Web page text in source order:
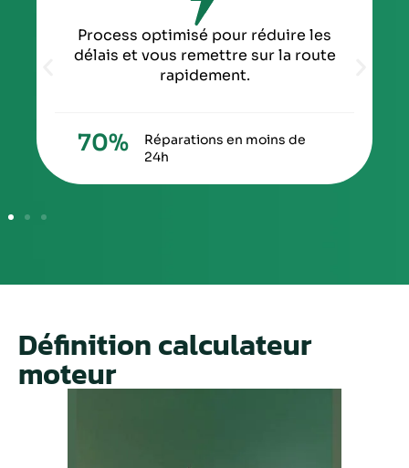
Process optimisé pour réduire les
délais et vous remettre sur la route
rapidement.
Réparations en moins de
24h
70%
Définition calculateur
moteur